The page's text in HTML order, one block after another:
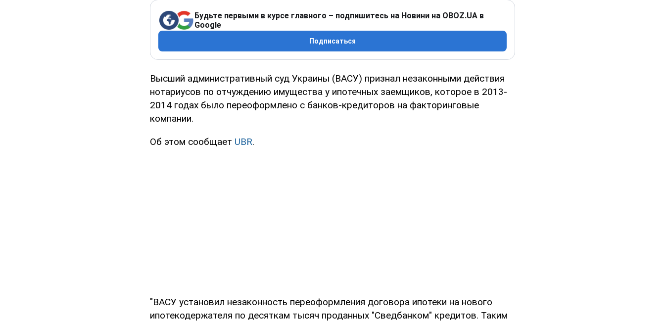
Будьте первыми в курсе главного – подпишитесь на Новини на OBOZ.UA в
Google
Подписаться
Высший административный суд Украины (ВАСУ) признал незаконными действия
нотариусов по отчуждению имущества у ипотечных заемщиков, которое в 2013-
2014 годах было переоформлено с банков-кредиторов на факторинговые
компании.
Об этом сообщает UBR.
"ВАСУ установил незаконность переоформления договора ипотеки на нового
ипотекодержателя по десяткам тысяч проданных "Сведбанком" кредитов. Таким